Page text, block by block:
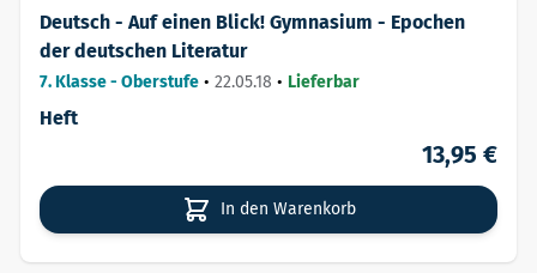
Deutsch - Auf einen Blick! Gymnasium - Epochen
der deutschen Literatur
7. Klasse - Oberstufe • 22.05.18 • Lieferbar
Heft
13,95 €
In den Warenkorb